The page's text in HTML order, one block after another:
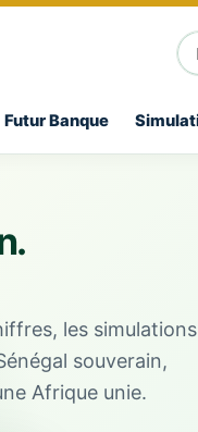
Futur Banque
les simulations
souverain,
Afrique unie.